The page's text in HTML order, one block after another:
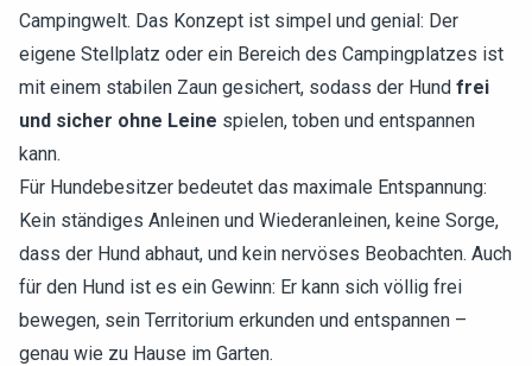
Campingwelt. Das Konzept ist simpel und genial: Der
eigene Stellplatz oder ein Bereich des Campingplatzes ist
mit einem stabilen Zaun gesichert, sodass der Hund frei
und sicher ohne Leine spielen, toben und entspannen
kann.
Für Hundebesitzer bedeutet das maximale Entspannung:
Kein ständiges Anleinen und Wiederanleinen, keine Sorge,
dass der Hund abhaut, und kein nervöses Beobachten. Auch
für den Hund ist es ein Gewinn: Er kann sich völlig frei
bewegen, sein Territorium erkunden und entspannen –
genau wie zu Hause im Garten.